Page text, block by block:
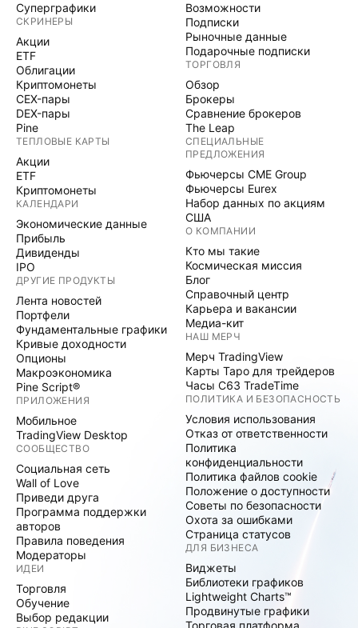
Суперграфики
СКРИНЕРЫ
Акции
ETF
Облигации
Криптомонеты
CEX-пары
DEX-пары
Pine
ТЕПЛОВЫЕ КАРТЫ
Акции
ETF
Криптомонеты
КАЛЕНДАРИ
Экономические данные
Прибыль
Дивиденды
IPO
ДРУГИЕ ПРОДУКТЫ
Лента новостей
Портфели
Фундаментальные графики
Кривые доходности
Опционы
Макроэкономика
Pine Script®
ПРИЛОЖЕНИЯ
Мобильное
TradingView Desktop
СООБЩЕСТВО
Социальная сеть
Wall of Love
Приведи друга
Программа поддержки
авторов
Правила поведения
Модераторы
ИДЕИ
Торговля
Обучение
Выбор редакции
Возможности
Подписки
Рыночные данные
Подарочные подписки
ТОРГОВЛЯ
Обзор
Брокеры
Сравнение брокеров
The Leap
СПЕЦИАЛЬНЫЕ
ПРЕДЛОЖЕНИЯ
Фьючерсы CME Group
Фьючерсы Eurex
Набор данных по акциям
США
О КОМПАНИИ
Кто мы такие
Космическая миссия
Блог
Справочный центр
Карьера и вакансии
Медиа-кит
НАШ МЕРЧ
Мерч TradingView
Карты Таро для трейдеров
Часы C63 TradeTime
ПОЛИТИКА И БЕЗОПАСНОСТЬ
Условия использования
Отказ от ответственности
Политика
конфиденциальности
Политика файлов cookie
Положение о доступности
Советы по безопасности
Охота за ошибками
Страница статусов
ДЛЯ БИЗНЕСА
Виджеты
Библиотеки графиков
Lightweight Charts™
Продвинутые графики
Торговая платформа